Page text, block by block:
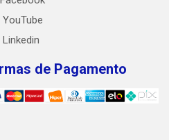
YouTube
Linkedin
de Pagamento